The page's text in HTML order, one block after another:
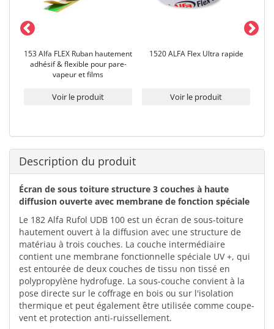
153 Alfa FLEX Ruban hautement
adhésif & flexible pour pare-
vapeur et films
Voir le produit
1520 ALFA Flex Ultra rapide
Voir le produit
Description du produit
Écran de sous toiture structure 3 couches à haute
diffusion ouverte avec membrane de fonction spéciale
Le 182 Alfa Rufol UDB 100 est un écran de sous-toiture
hautement ouvert à la diffusion avec une structure de
matériau à trois couches. La couche intermédiaire
contient une membrane fonctionnelle spéciale UV +, qui
est entourée de deux couches de tissu non tissé en
polypropylène hydrofuge. La sous-couche convient à la
pose directe sur le coffrage en bois ou sur l'isolation
thermique et peut également être utilisée comme coupe-
vent et protection anti-ruissellement.